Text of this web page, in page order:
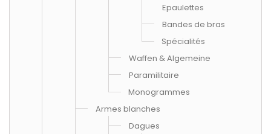
Epaulettes
Bandes de bras
Spécialités
Waffen & Algemeine
Paramilitaire
Monogrammes
Armes blanches
Dagues